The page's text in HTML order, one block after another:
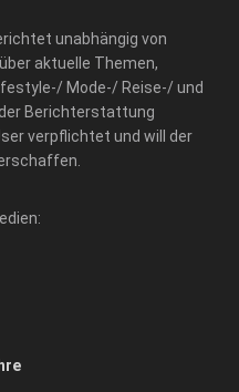
unabhängig von
aktuelle Themen,
Mode-/ Reise-/ und
Berichterstattung
verpflichtet und will der